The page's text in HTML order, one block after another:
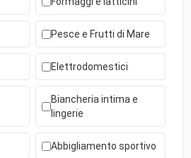
Pesce e Frutti di Mare
Elettrodomestici
Biancheria intima e
lingerie
Abbigliamento sportivo